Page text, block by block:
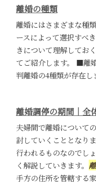
離婚の種類
離婚にはさまざまな種
ースによって選択すべ
きについて理解してお
てご紹介します。 ■離
判離婚の4種類が存在し
離婚調停の期間｜全
夫婦間で離婚について
討していくこととなりま
行われるものなのでし
く解説していきます。
手方の住所を管轄する